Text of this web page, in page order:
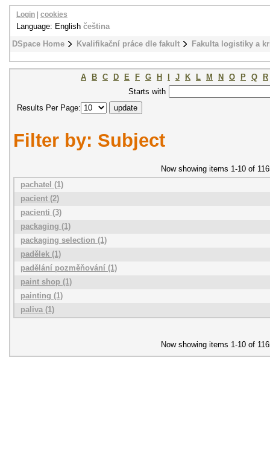
DSpace Home Kvalifikační práce dle fakult Fakulta logistiky a
Login cookies
Language: English čeština
A B C D E F G H J K L M N O P Q
R
Starts with
Results Per Page:
Filter by: Subject
Now showing items 1-10 of
pachatel (1)
pacient (2)
pacienti (3)
packaging (1)
packaging selection (1)
padělek (1)
padělání pozměňování (1)
paint shop (1)
painting (1)
paliva (1)
Now showing items 1-10 of